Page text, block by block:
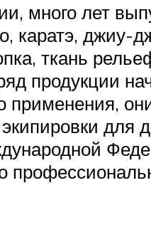
много лет
каратэ, джиу-
ткань
продукции
применения,